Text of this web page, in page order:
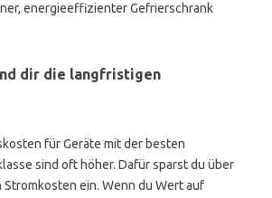
energieeffizienter Gefrierschrank
dir die langfristigen
für Geräte mit der besten
sind oft höher. Dafür sparst du über
ein. Wenn du Wert auf